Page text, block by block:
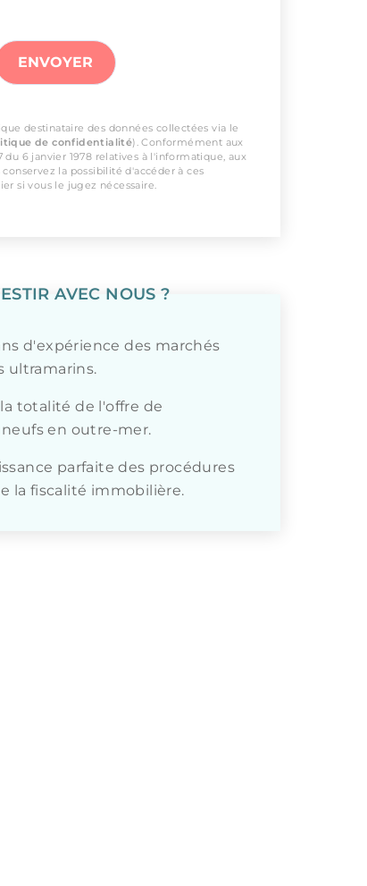
destinataire des données collectées via le
de confidentialité). Conformément aux
du 6 janvier 1978 relatives à l'informatique, aux
la possibilité d'accéder à ces
si vous le jugez nécessaire.
AVEC NOUS ?
d'expérience des marchés
ultramarins.
totalité de l'offre de
en outre-mer.
parfaite des procédures
la fiscalité immobilière.